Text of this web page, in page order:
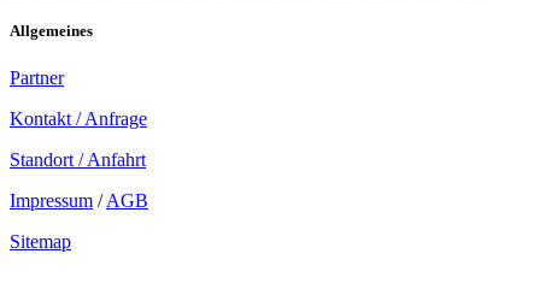
Allgemeines
Partner
Kontakt / Anfrage
Standort / Anfahrt
Impressum /AGB
Sitemap